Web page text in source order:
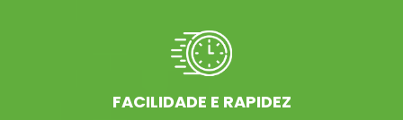
FACILIDADE E RAPIDEZ